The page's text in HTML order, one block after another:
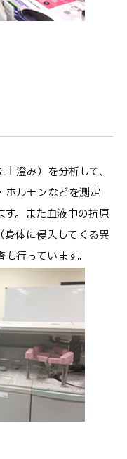
澄み）を分析して、
ホルモンなどを測定
す。また血液中の抗原
体に侵入してくる異
行っています。